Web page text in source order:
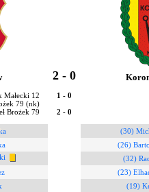
2 - 0
Małecki 12
1 - 0
79 (nk)
Brożek 79
2 - 0
(30)
(26)
(32)
(23)
(19)